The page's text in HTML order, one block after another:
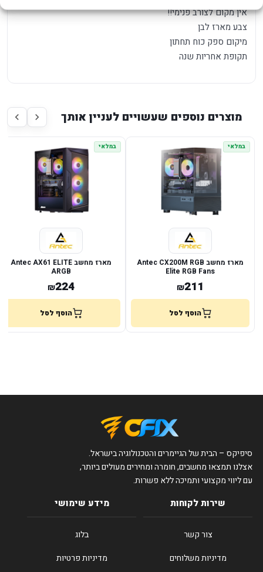
אין מקום לצורב פנימי!!
צבע מארז לבן
מיקום ספק כוח תחתון
תקופת אחריות שנה
מוצרים נוספים שעשויים לעניין אותך
במלאי
מארז מחשב Antec CX200M RGB
Elite RGB Fans
₪211
הוסף לסל
במלאי
מארז מחשב Antec AX61 ELITE
ARGB
₪224
הוסף לסל
סיפיקס – הבית של הגיימרים והטכנולוגיה בישראל.
אצלנו תמצאו מחשבים, חומרה ומחירים מעולים ביותר,
עם ליווי מקצועי ותמיכה ללא פשרות.
שירות לקוחות
צור קשר
מדיניות משלוחים
מידע שימושי
בלוג
מדיניות פרטיות